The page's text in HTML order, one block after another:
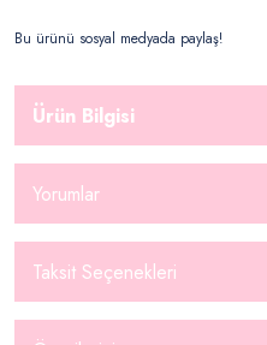
Bu ürünü sosyal medyada paylaş!
Ürün Bilgisi
Yorumlar
Taksit Seçenekleri